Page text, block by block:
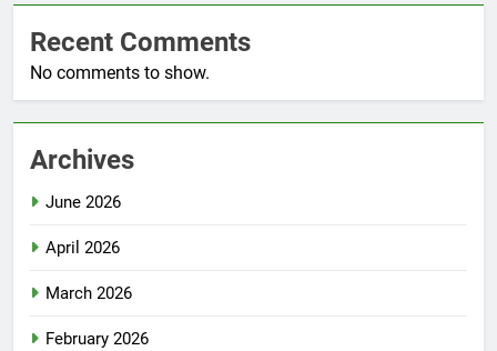
Recent Comments
No comments to show.
Archives
June 2026
April 2026
March 2026
February 2026